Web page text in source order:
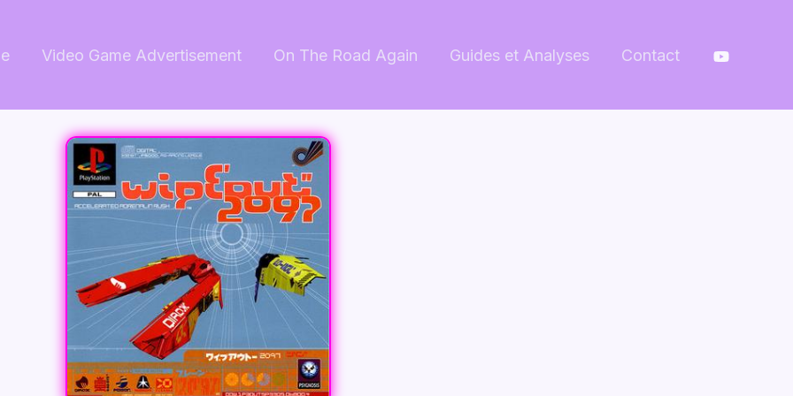
Video Game Advertisement On The Road Again Guides et Analyses Contact